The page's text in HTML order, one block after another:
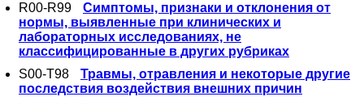
R00-R99
Симптомы, признаки и отклонения от
нормы, выявленные при клинических и
лабораторных исследованиях, не
классифицированные в других рубриках
S00-T98
Травмы, отравления и некоторые другие
последствия воздействия внешних причин